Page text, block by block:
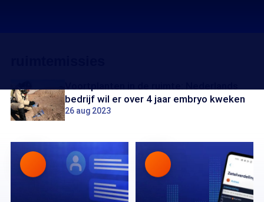
bedrijf wil er over 4 jaar embryo kweken
26 aug 2023